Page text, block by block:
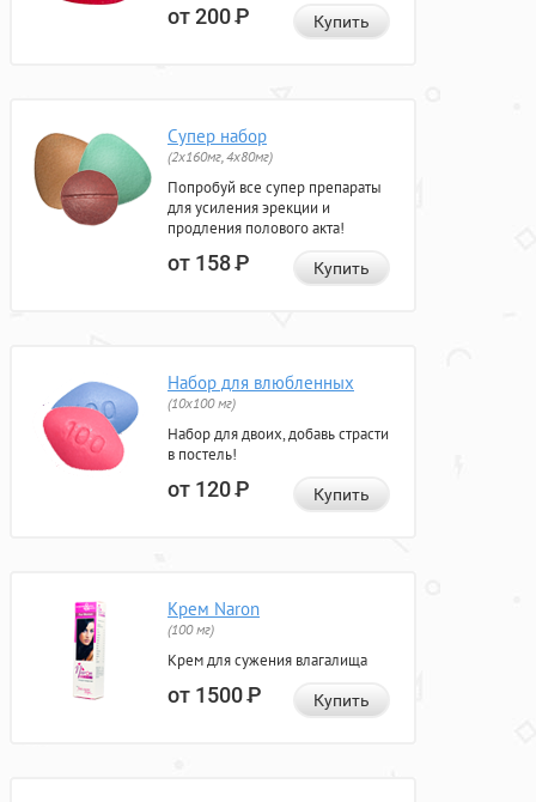
от 200Р Купить
Супер набор
(2х160мг, 4х80мг)
Попробуй все супер препараты
для усиления эрекции и
продления полового акта!
от 158Р Купить
Набор для влюбленных
(10х100 мг)
Набор для двоих, добавь страсти
в постель!
от 120Р Купить
Крем Naron
(100 мг)
Крем для сужения влагалища
от 1500Р Купить